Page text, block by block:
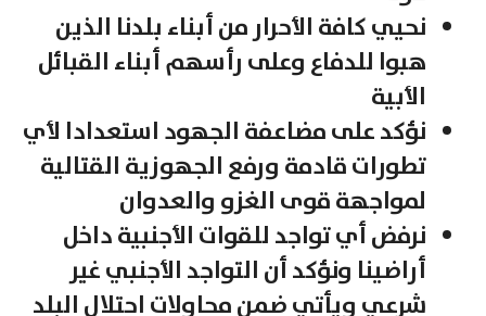
نحيي كافة الأحرار من أبناء بلدنا الذين
هبوا للدفاع وعلى رأسهم أبناء القبائل
الأبية
نؤكد على مضاعفة الجهود استعدادا لأي
تطورات قادمة ورفع الجهوزية القتالية
لمواجهة قوى الغزو والعدوان
نرفض أي تواجد للقوات الأجنبية داخل
أراضينا ونؤكد أن التواجد الأجنبي غير
شرعي ويأتي ضمن محاولات احتلال البلد